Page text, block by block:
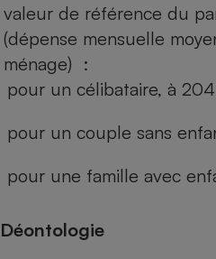
valeur de référence du
(dépense mensuelle
ménage) :
pour un célibataire, à
pour un couple sans
pour une famille avec
Déontologie